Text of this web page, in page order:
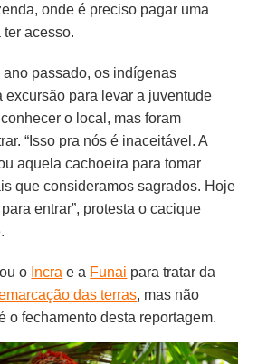
onde é preciso pagar uma
ter acesso.
ano passado, os indígenas
excursão para levar a juventude
o local, mas foram
“Isso pra nós é inaceitável. A
aquela cachoeira para tomar
que consideramos sagrados. Hoje
entrar”, protesta o cacique
.
o Incra e a Funai para tratar da
das terras, mas não
o fechamento desta reportagem.